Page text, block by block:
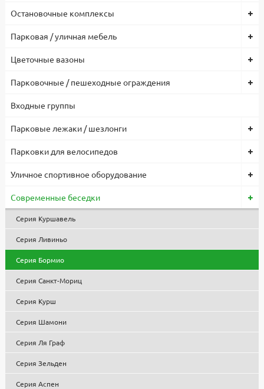
Низкая цена на парковую, садовую и уличную мебель, МАФ
объемами, что позволило снизить себестоимость продукции.
сертифицированные комплектующие и материалы. Гарантия
Остановочные комплексы
Парковая / уличная мебель
Цветочные вазоны
Парковочные / пешеходные ограждения
Входные группы
Парковые лежаки / шезлонги
Парковки для велосипедов
Уличное спортивное оборудование
Современные беседки
Серия Куршавель
Серия Ливиньо
Серия Бормио
Серия Санкт-Мориц
Серия Курш
Серия Шамони
Серия Ля Граф
Серия Зельден
Серия Аспен